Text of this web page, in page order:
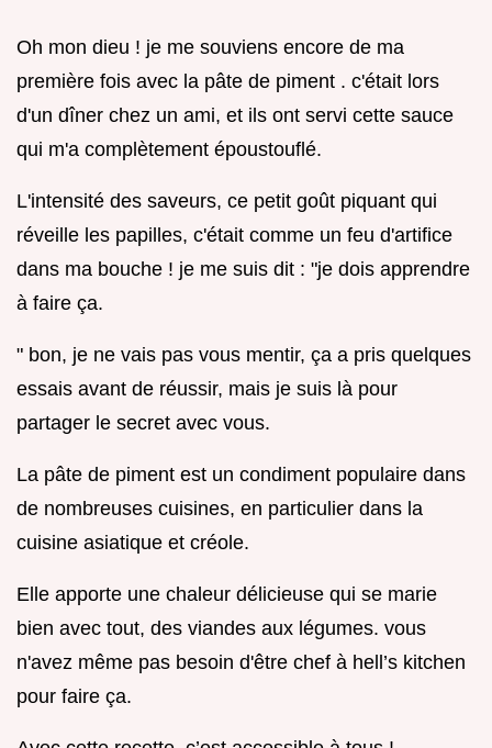
Oh mon dieu ! je me souviens encore de ma
première fois avec la pâte de piment . c'était lors
d'un dîner chez un ami, et ils ont servi cette sauce
qui m'a complètement époustouflé.
L'intensité des saveurs, ce petit goût piquant qui
réveille les papilles, c'était comme un feu d'artifice
dans ma bouche ! je me suis dit : "je dois apprendre
à faire ça.
" bon, je ne vais pas vous mentir, ça a pris quelques
essais avant de réussir, mais je suis là pour
partager le secret avec vous.
La pâte de piment est un condiment populaire dans
de nombreuses cuisines, en particulier dans la
cuisine asiatique et créole.
Elle apporte une chaleur délicieuse qui se marie
bien avec tout, des viandes aux légumes. vous
n'avez même pas besoin d'être chef à hell’s kitchen
pour faire ça.